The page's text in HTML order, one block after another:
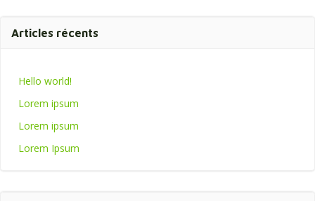
Articles récents
Hello world!
Lorem ipsum
Lorem ipsum
Lorem Ipsum